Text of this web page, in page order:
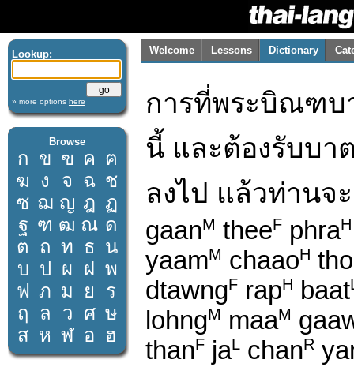
Lookup:
» more options here
Browse
ก ข ฃ ค ฅ
ฆ ง จ ฉ ช
ซ ฌ ญ ฎ ฏ
ฐ ฑ ฒ ณ ด
ต ถ ท ธ น
บ ป ผ ฝ พ
ฟ ภ ม ย
ร
ฤ
ล ว ศ ษ
ส ห ฬ อ ฮ
Welcome Lessons Dictionary
การที่พระบิณฑบ
นี้ และต้องรับบา
ลงไป แล้วท่านจ
gaanM theeF phraH
yaamM chaaoH
dtawngF rapH baat
lohngM maaM
thanF jaL chanR